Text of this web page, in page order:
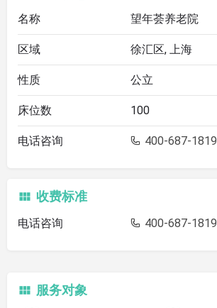
名称 望年荟养老院
区域 徐汇区, 上海
性质 公立
床位数 100
电话咨询 400-687-1819
收费标准
电话咨询 400-687-1819
服务对象